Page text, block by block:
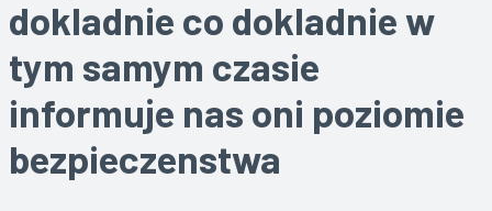
dokladnie co dokladnie w
tym samym czasie
informuje nas oni poziomie
bezpieczenstwa